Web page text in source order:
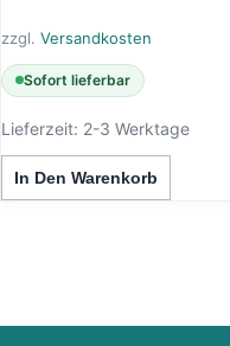
zzgl. Versandkosten
Sofort lieferbar
Lieferzeit: 2-3 Werktage
In Den Warenkorb